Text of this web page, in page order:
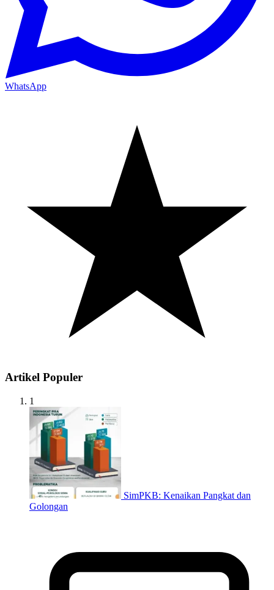
WhatsApp
Artikel Populer
1
SimPKB: Kenaikan Pangkat dan
Golongan